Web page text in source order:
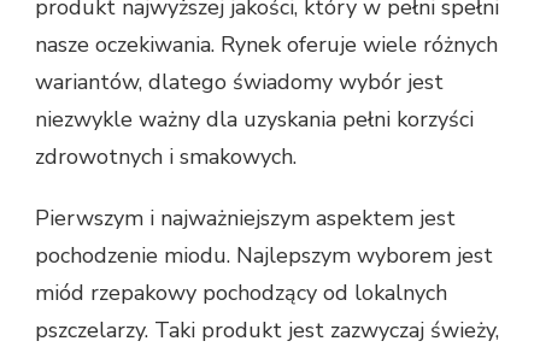
produkt najwyższej jakości, który w pełni spełni
nasze oczekiwania. Rynek oferuje wiele różnych
wariantów, dlatego świadomy wybór jest
niezwykle ważny dla uzyskania pełni korzyści
zdrowotnych i smakowych.
Pierwszym i najważniejszym aspektem jest
pochodzenie miodu. Najlepszym wyborem jest
miód rzepakowy pochodzący od lokalnych
pszczelarzy. Taki produkt jest zazwyczaj świeży,